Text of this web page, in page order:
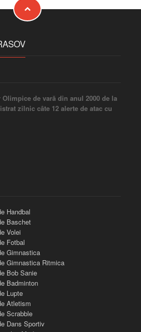
de vară din anul 2000 de la
zilnic câte 12 alerte de atac cu
Handbal
Baschet
Volei
Fotbal
Gimnastica
Gimnastica Ritmica
Bob Sanie
Badminton
Lupte
Atletism
Scrabble
Dans Sportiv